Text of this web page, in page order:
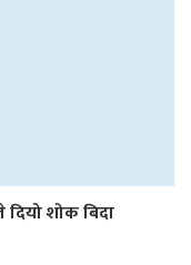
दियो शोक बिदा